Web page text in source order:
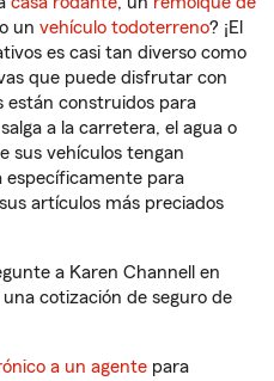
o un vehículo todoterreno? ¡El
es casi tan diverso como
que puede disfrutar con
están construidos para
a la carretera, el agua o
sus vehículos tengan
específicamente para
artículos más preciados
a Karen Channell en
cotización de seguro de
a un agente para